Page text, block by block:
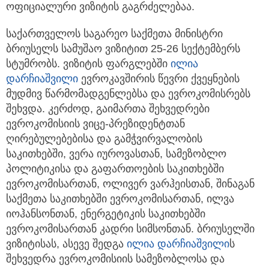
ოფიციალური ვიზიტის გაგრძელებაა.
საქართველოს საგარეო საქმეთა მინისტრი
ბრიუსელს სამუშაო ვიზიტით 25-26 სექტემბერს
სტუმრობს. ვიზიტის ფარგლებში ილია
დარჩიაშვილი ევროკავშირის წევრი ქვეყნების
მუდმივ წარმომადგენლებსა და ევროკომისრებს
შეხვდა. კერძოდ, გაიმართა შეხვედრები
ევროკომისიის ვიცე-პრეზიდენტთან
ღირებულებებისა და გამჭვირვალობის
საკითხებში, ვერა იუროვასთან, სამეზობლო
პოლიტიკისა და გაფართოების საკითხებში
ევროკომისართან, ოლივერ ვარჰეისთან, შინაგან
საქმეთა საკითხებში ევროკომისართან, ილვა
იოჰანსონთან, ენერგეტიკის საკითხებში
ევროკომისართან კადრი სიმსონთან. ბრიუსელში
ვიზიტისას, ასევე შედგა ილია დარჩიაშვილის
შეხვედრა ევროკომისიის სამეზობლოსა და